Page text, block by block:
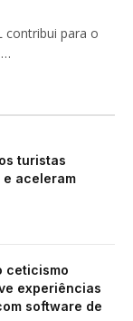
contribui para o
turistas
e aceleram
ceticismo
experiências
software de